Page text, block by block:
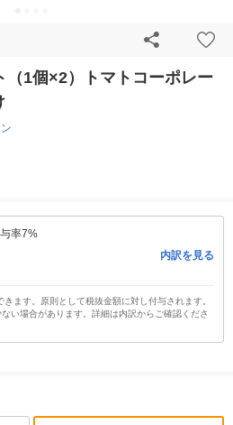
（1個×2）トマトコーポレー
率7%
内訳を見る
ます。原則として税抜金額に対し付与されます。
い場合があります。詳細は内訳からご確認くださ